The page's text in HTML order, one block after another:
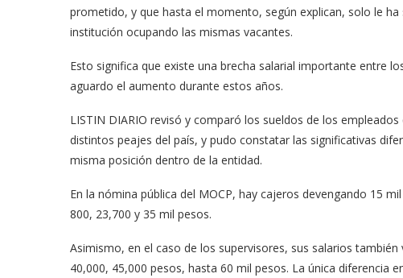
prometido, y que hasta el momento, según explican, solo le
institución ocupando las mismas vacantes.
Esto significa que existe una brecha salarial importante entre
aguardo el aumento durante estos años.
LISTIN DIARIO revisó y comparó los sueldos de los
distintos peajes del país, y pudo constatar las significativas
misma posición dentro de la entidad.
En la nómina pública del MOCP, hay cajeros devengando 15
800, 23,700 y 35 mil pesos.
Asimismo, en el caso de los supervisores, sus salarios
40,000, 45,000 pesos, hasta 60 mil pesos. La única diferencia